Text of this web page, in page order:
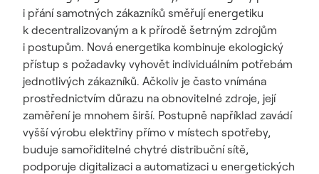
i přání samotných zákazníků směřují energetiku
k decentralizovaným a k přírodě šetrným zdrojům
i postupům. Nová energetika kombinuje ekologický
přístup s požadavky vyhovět individuálním potřebám
jednotlivých zákazníků. Ačkoliv je často vnímána
prostřednictvím důrazu na obnovitelné zdroje, její
zaměření je mnohem širší. Postupně například zavádí
vyšší výrobu elektřiny přímo v místech spotřeby,
buduje samořiditelné chytré distribuční sítě,
podporuje digitalizaci a automatizaci u energetických